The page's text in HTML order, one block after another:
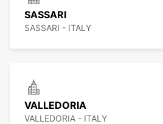
SASSARI
SASSARI - ITALY
VALLEDORIA
VALLEDORIA - ITALY